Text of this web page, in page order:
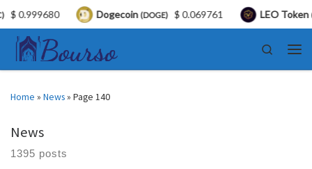
Skip to content
Search
Home » News» Page 140
News
1395 posts
Dogecoin(DOGE) $ 0.069761 LEO Token(LEO)